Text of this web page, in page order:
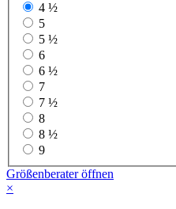
4 ½
5
5 ½
6
6 ½
7
7 ½
8
8 ½
9
Größenberater öffnen
×